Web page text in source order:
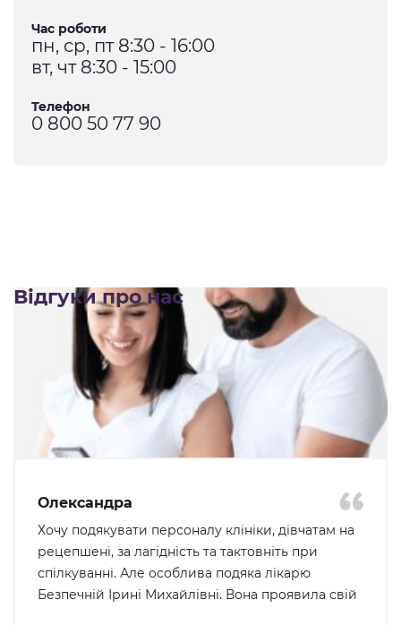
Час роботи
пн, ср, пт 8:30 - 16:00
вт, чт 8:30 - 15:00
Телефон
0 800 50 77 90
Відгуки про нас
Олександра
Хочу подякувати персоналу клініки, дівчатам на
рецепшені, за лагідність та тактовніть при
спілкуванні. Але особлива подяка лікарю
Безпечній Ірині Михайлівні. Вона проявила свій